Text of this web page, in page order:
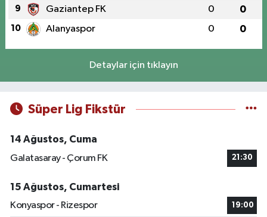
9 Gaziantep FK 0 0
10 Alanyaspor 0 0
Detaylar için tıklayın
Süper Lig Fikstür
14 Ağustos, Cuma
Galatasaray - Çorum FK
21:30
15 Ağustos, Cumartesi
Konyaspor - Rizespor
19:00